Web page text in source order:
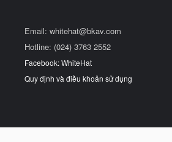
Email: whitehat@bkav.com
Hotline: (024) 3763 2552
Facebook: WhiteHat
Quy định và điều khoản sử dụng